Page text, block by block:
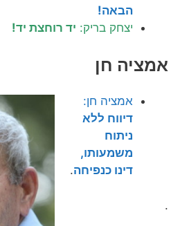
הבאה!
יצחק בריק: יד רוחצת יד!
אמציה חן
אמציה חן:
דיווח ללא
ניתוח
משמעותו,
דינו כנפיחה.
.